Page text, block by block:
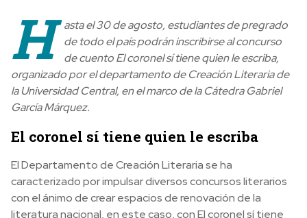
H
asta el 30 de agosto, estudiantes de pregrado
de todo el país podrán inscribirse al concurso
de cuento El coronel sí tiene quien le escriba,
organizado por el departamento de Creación Literaria de
la Universidad Central, en el marco de la Cátedra Gabriel
García Márquez.
El coronel sí tiene quien le escriba
El Departamento de Creación Literaria se ha
caracterizado por impulsar diversos concursos literarios
con el ánimo de crear espacios de renovación de la
literatura nacional, en este caso, con El coronel sí tiene